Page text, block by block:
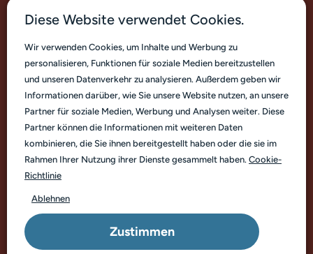
Kontakt
Deutsch
© Marp Pet Food. Copyright 2026
Geschäftsbedingungen
Diese Website verwendet Cookies.
Wir verwenden Cookies, um Inhalte und Werbung zu
personalisieren, Funktionen für soziale Medien bereitzustellen
und unseren Datenverkehr zu analysieren. Außerdem geben wir
Informationen darüber, wie Sie unsere Website nutzen, an unsere
Partner für soziale Medien, Werbung und Analysen weiter. Diese
Partner können die Informationen mit weiteren Daten
kombinieren, die Sie ihnen bereitgestellt haben oder die sie im
Rahmen Ihrer Nutzung ihrer Dienste gesammelt haben. Cookie-
Richtlinie
Ablehnen
Zustimmen